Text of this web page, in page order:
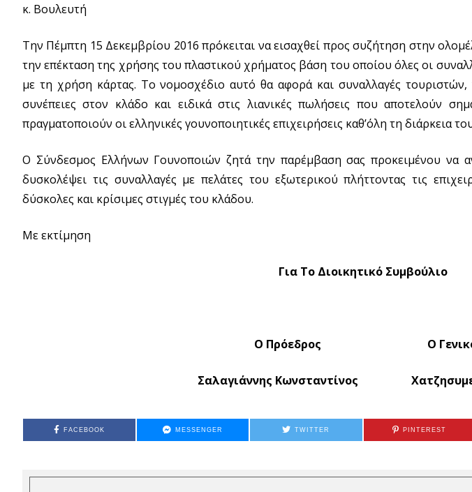
κ. Βουλευτή
Την Πέμπτη 15 Δεκεμβρίου 2016 πρόκειται να εισαχθεί προς συζήτηση στην
την επέκταση της χρήσης του πλαστικού χρήματος βάση του οποίου όλες οι
με τη χρήση κάρτας. Το νομοσχέδιο αυτό θα αφορά και συναλλαγές τουριστών,
συνέπειες στον κλάδο και ειδικά στις λιανικές πωλήσεις που αποτελούν
πραγματοποιούν οι ελληνικές γουνοποιητικές επιχειρήσεις καθ’όλη τη διάρκεια
Ο Σύνδεσμος Ελλήνων Γουνοποιών ζητά την παρέμβαση σας προκειμένου να
δυσκολέψει τις συναλλαγές με πελάτες του εξωτερικού πλήττοντας τις
δύσκολες και κρίσιμες στιγμές του κλάδου.
Με εκτίμηση
Για Το Διοικητικό Συμβούλιο
Ο Πρόεδρος Ο
Σαλαγιάννης Κωνσταντίνος
FACEBOOK MESSENGER TWITTER PINTEREST